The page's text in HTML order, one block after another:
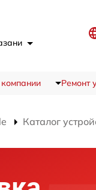
Ремонт
Каталог